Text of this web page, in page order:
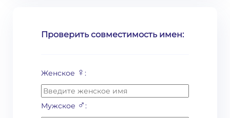
Проверить совместимость имен:
Женское ♀ :
Мужское ♂: